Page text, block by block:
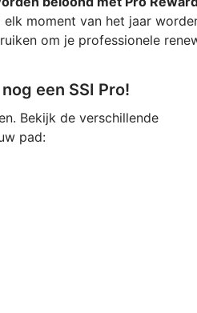
elk moment van het jaar
om je professionele
een SSI Pro!
Bekijk de verschillende
pad: